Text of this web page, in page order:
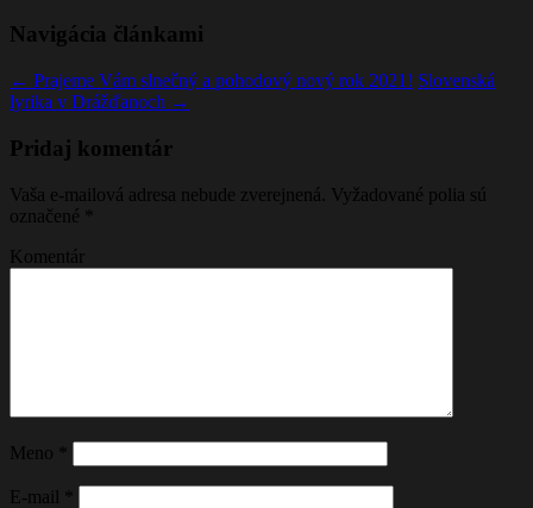
Navigácia článkami
← Prajeme Vám slnečný a pohodový nový rok 2021! Slovenská
lyrika v Drážďanoch →
Pridaj komentár
Vaša e-mailová adresa nebude zverejnená. Vyžadované polia sú
označené
Komentár
Meno
E-mail